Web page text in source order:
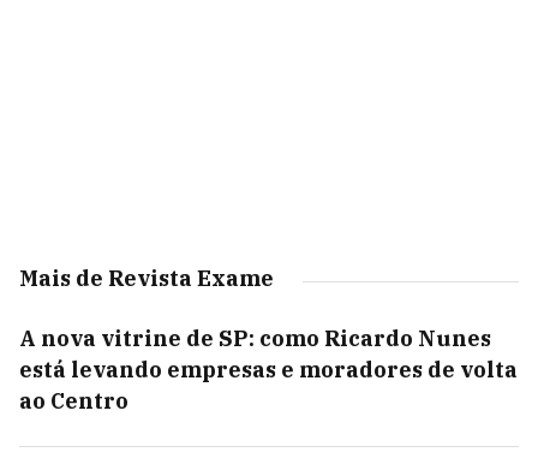
Mais de Revista Exame
A nova vitrine de SP: como Ricardo Nunes
está levando empresas e moradores de volta
ao Centro